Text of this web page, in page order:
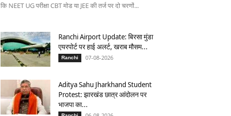
कि NEET UG परीक्षा CBT मोड या JEE की तर्ज पर दो चरणों...
Ranchi Airport Update: बिरसा मुंडा
एयरपोर्ट पर हाई अलर्ट, खराब मौसम...
Ranchi 07-08-2026
Aditya Sahu Jharkhand Student
Protest: झारखंड छात्र आंदोलन पर
भाजपा का...